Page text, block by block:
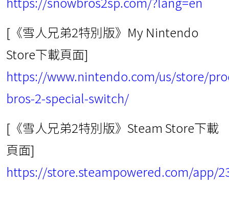
[《雪人兄弟2特別版》My Nintendo
Store下載頁面]
https://www.nintendo.com/us/store/
bros-2-special-switch/
[《雪人兄弟2特別版》Steam Store下載
頁面]
https://store.steampowered.com/app/